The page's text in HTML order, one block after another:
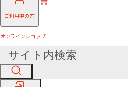
ご利用中の方
オンラインショップ